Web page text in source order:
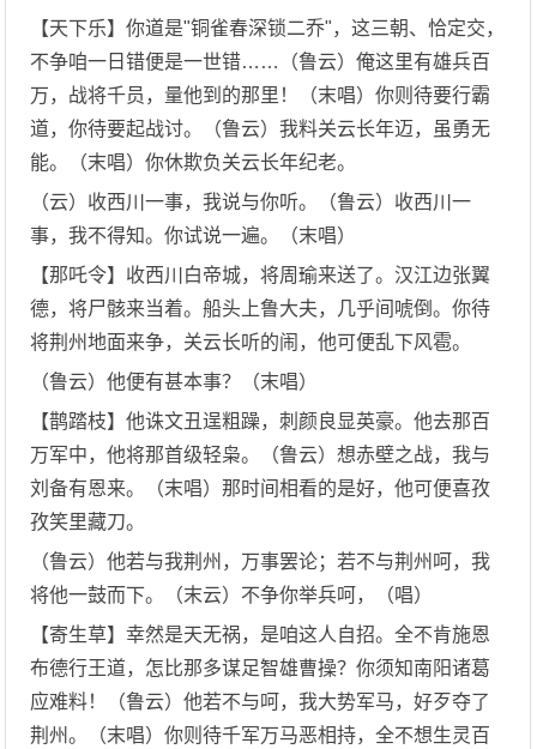
【天下乐】你道是"铜雀春深锁二乔"，这三朝、恰定交，
不争咱一日错便是一世错……（鲁云）俺这里有雄兵百
万，战将千员，量他到的那里！（末唱）你则待要行霸
道，你待要起战讨。（鲁云）我料关云长年迈，虽勇无
能。（末唱）你休欺负关云长年纪老。
（云）收西川一事，我说与你听。（鲁云）收西川一
事，我不得知。你试说一遍。（末唱）
【那吒令】收西川白帝城，将周瑜来送了。汉江边张翼
德，将尸骸来当着。船头上鲁大夫，几乎间唬倒。你待
将荆州地面来争，关云长听的闹，他可便乱下风雹。
（鲁云）他便有甚本事？（末唱）
【鹊踏枝】他诛文丑逞粗躁，刺颜良显英豪。他去那百
万军中，他将那首级轻枭。（鲁云）想赤壁之战，我与
刘备有恩来。（末唱）那时间相看的是好，他可便喜孜
孜笑里藏刀。
（鲁云）他若与我荆州，万事罢论；若不与荆州呵，我
将他一鼓而下。（末云）不争你举兵呵，（唱）
【寄生草】幸然是天无祸，是咱这人自招。全不肯施恩
布德行王道，怎比那多谋足智雄曹操？你须知南阳诸葛
应难料！（鲁云）他若不与呵，我大势军马，好歹夺了
荆州。（末唱）你则待千军万马恶相持，全不想生灵百